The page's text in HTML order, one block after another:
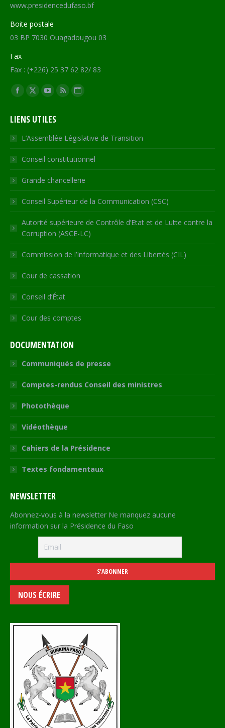
www.presidencedufaso.bf
Boite postale
03 BP 7030 Ouagadougou 03
Fax
Fax : (+226) 25 37 62 82/ 83
Trouvez nous sur :
Facebook
opens
in
new
window
X
opens
in
new
window
YouTube
opens
in
new
window
RSS
in
new
window
Site
opens
in
new
LIENS UTILES
L’Assemblée Législative de Transition
Conseil constitutionnel
Grande chancellerie
Conseil Supérieur de la Communication (CSC)
Autorité supérieure de Contrôle d’Etat et de Lutte contre la
Corruption (ASCE-LC)
Commission de l’Informatique et des Libertés (CIL)
Cour de cassation
Conseil d’État
Cour des comptes
DOCUMENTATION
Communiqués de presse
Comptes-rendus Conseil des ministres
Photothèque
Vidéothèque
Cahiers de la Présidence
Textes fondamentaux
NEWSLETTER
Abonnez-vous à la newsletter Ne manquez aucune
information sur la Présidence du Faso
NOUS ÉCRIRE